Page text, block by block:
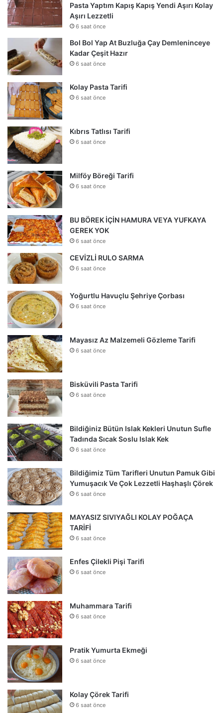
Pasta Yaptım Kapış Kapış Yendi Aşırı Kolay
Aşırı Lezzetli
6 saat önce
Bol Bol Yap At Buzluğa Çay Demleninceye
Kadar Çeşit Hazır
6 saat önce
Kolay Pasta Tarifi
6 saat önce
Kıbrıs Tatlısı Tarifi
6 saat önce
Milföy Böreği Tarifi
6 saat önce
BU BÖREK İÇİN HAMURA VEYA YUFKAYA
GEREK YOK
6 saat önce
CEVİZLİ RULO SARMA
6 saat önce
Yoğurtlu Havuçlu Şehriye Çorbası
6 saat önce
Mayasız Az Malzemeli Gözleme Tarifi
6 saat önce
Bisküvili Pasta Tarifi
6 saat önce
Bildiğiniz Bütün Islak Kekleri Unutun Sufle
Tadında Sıcak Soslu Islak Kek
6 saat önce
Bildiğimiz Tüm Tarifleri Unutun Pamuk Gibi
Yumuşacık Ve Çok Lezzetli Haşhaşlı Çörek
6 saat önce
MAYASIZ SIVIYAĞLI KOLAY POĞAÇA
TARİFİ
6 saat önce
Enfes Çilekli Pişi Tarifi
6 saat önce
Muhammara Tarifi
6 saat önce
Pratik Yumurta Ekmeği
6 saat önce
Kolay Çörek Tarifi
6 saat önce